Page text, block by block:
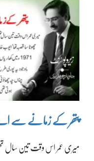
پتھر کے زمانے سے
میری عمر اس وقت تین